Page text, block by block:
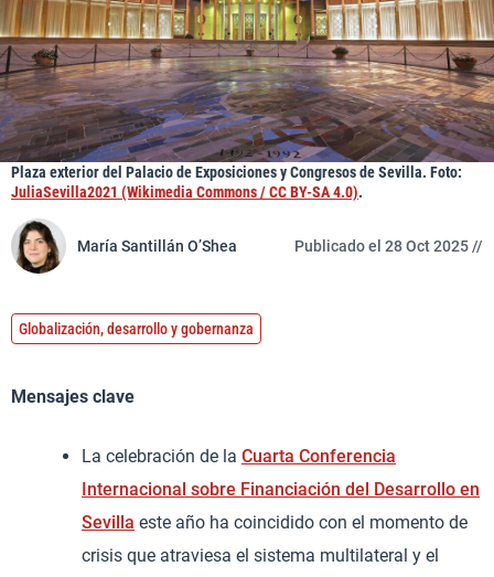
Plaza exterior del Palacio de Exposiciones y Congresos de Sevilla. Foto:
JuliaSevilla2021 (Wikimedia Commons / CC BY-SA 4.0).
María Santillán O’Shea Publicado el 28 Oct 2025 //
Globalización, desarrollo y gobernanza
Mensajes clave
La celebración de la Cuarta Conferencia
Internacional sobre Financiación del Desarrollo en
Sevilla este año ha coincidido con el momento de
crisis que atraviesa el sistema multilateral y el